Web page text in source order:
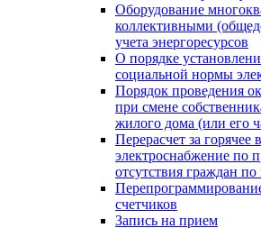
Оборудование
коллективными
учета энергоресурсов
О порядке
социальной нормы
Порядок проведения
при смене
жилого дома (или его
Перерасчет за
электроснабжение по
отсутствия граждан
счетчиков
Запись на прием